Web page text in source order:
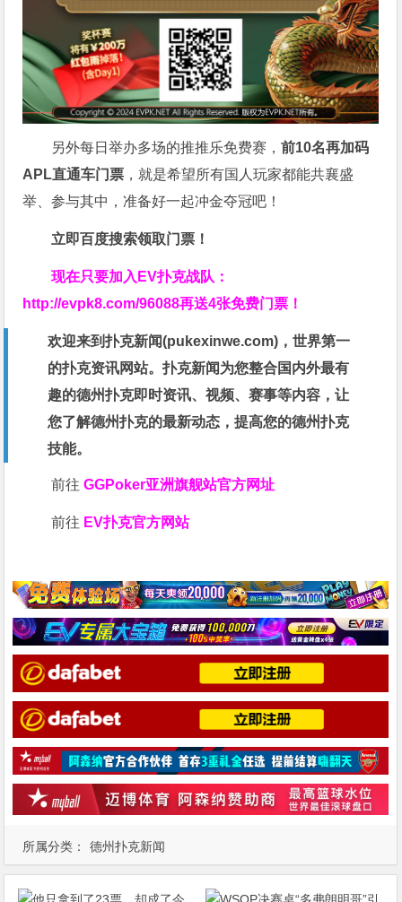
所属分类： 德州扑克新闻
另外每日举办多场的推推乐免费赛，前10名再加码
APL直通车门票 ，就是希望所有国人玩家都能共襄盛
举、参与其中，准备好一起冲金夺冠吧！
立即百度搜索领取门票！
现在只要加入EV扑克战队：
http://evpk8.com/96088再送4张免费门票！
欢迎来到扑克新闻(pukexinwe.com)，世界第一
的扑克资讯网站。扑克新闻为您整合国内外最有
趣的德州扑克即时资讯、视频、赛事等内容，让
您了解德州扑克的最新动态，提高您的德州扑克
技能。
前往GGPoker亚洲旗舰站官方网址
前往 EV扑克官方网站